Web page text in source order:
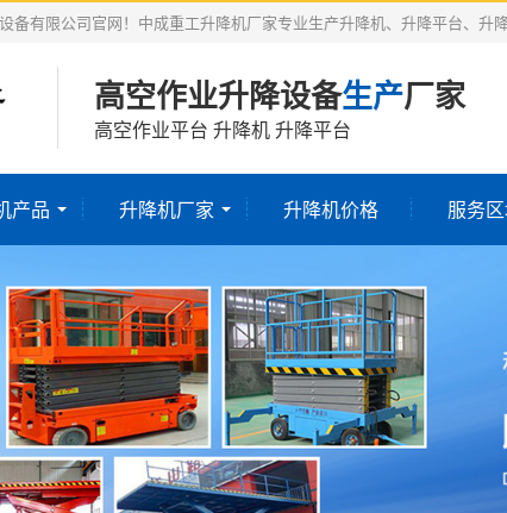
备有限公司官网！中成重工升降机厂家专业生产升降机、升降平台、升
高空作业升降设备生产厂家
高空作业平台 升降机 升降平台
产品 升降机厂家 升降机价格 服务